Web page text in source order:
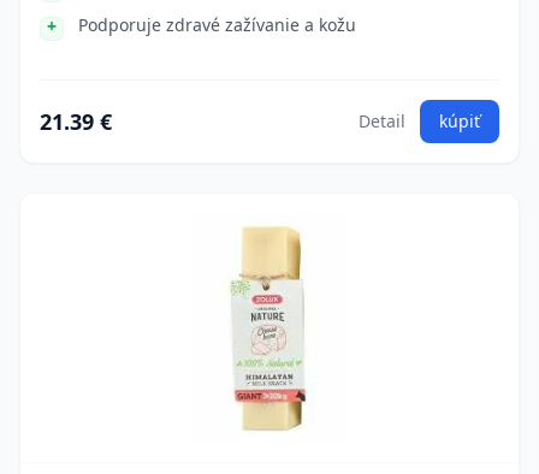
Podporuje zdravé zažívanie a kožu
21.39 € Detail kúpiť